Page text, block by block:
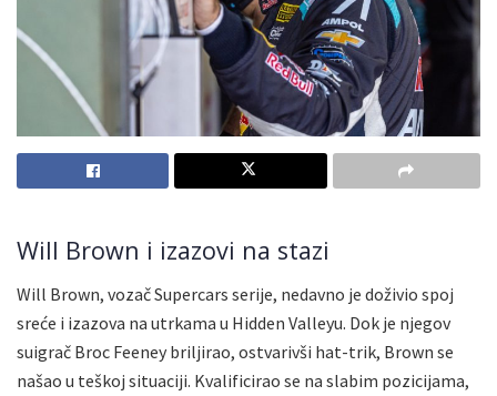
Will Brown i izazovi na stazi
Will Brown, vozač Supercars serije, nedavno je doživio spoj
sreće i izazova na utrkama u Hidden Valleyu. Dok je njegov
suigrač Broc Feeney briljirao, ostvarivši hat-trik, Brown se
našao u teškoj situaciji. Kvalificirao se na slabim pozicijama,